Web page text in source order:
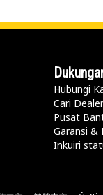
Hubungi
Cari
Pusat
Garansi &
Inkuiri